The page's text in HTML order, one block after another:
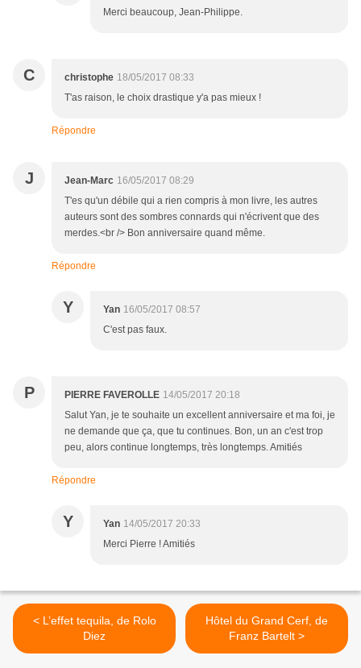
Merci beaucoup, Jean-Philippe.
C christophe 18/05/2017 08:33
T'as raison, le choix drastique y'a pas mieux !
Répondre
J Jean-Marc 16/05/2017 08:29
T'es qu'un débile qui a rien compris à mon livre, les autres
auteurs sont des sombres connards qui n'écrivent que des
merdes.<br /> Bon anniversaire quand même.
Répondre
Y Yan 16/05/2017 08:57
C'est pas faux.
P PIERRE FAVEROLLE 14/05/2017 20:18
Salut Yan, je te souhaite un excellent anniversaire et ma foi, je
ne demande que ça, que tu continues. Bon, un an c'est trop
peu, alors continue longtemps, très longtemps. Amitiés
Répondre
Y Yan 14/05/2017 20:33
Merci Pierre ! Amitiés
< L’effet tequila, de Rolo
Diez
Hôtel du Grand Cerf, de
Franz Bartelt >